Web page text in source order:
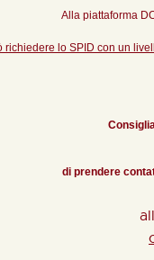
Alla piattaforma
lo SPID con un
di prendere